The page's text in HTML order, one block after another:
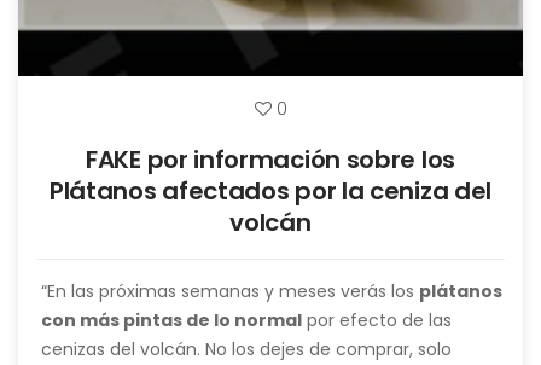
0
FAKE por información sobre los
Plátanos afectados por la ceniza del
volcán
“En las próximas semanas y meses verás los plátanos
con más pintas de lo normal por efecto de las
cenizas del volcán. No los dejes de comprar, solo